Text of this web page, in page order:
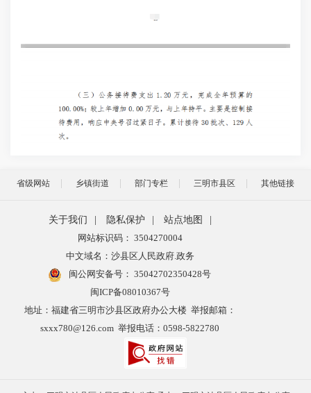
省级网站 乡镇街道 部门专栏 三明市县区 其他链接
关于我们 隐私保护 站点地图
网站标识码： 3504270004
中文域名：沙县区人民政府.政务
闽公网安备号： 35042702350428号
闽ICP备08010367号
地址：福建省三明市沙县区政府办公大楼 举报邮箱：
sxxx780@126.com 举报电话：0598-5822780